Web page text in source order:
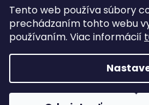
Tento web používa súbory
prechádzaním tohto webu
používaním. Viac informácií
Piatok, sobota, nedeľa:
Vytvoril